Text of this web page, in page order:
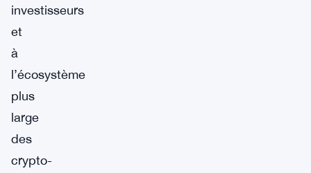
investisseurs
et
à
l’écosystème
plus
large
des
crypto-